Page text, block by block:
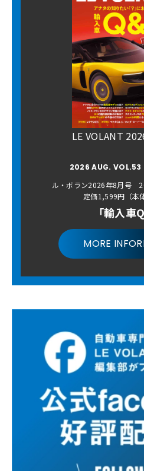
LE VOLANT
2026 AUG. VOL.53
ル・ボラン2026年8月号
定価1,599円（本
「輸入車
MORE